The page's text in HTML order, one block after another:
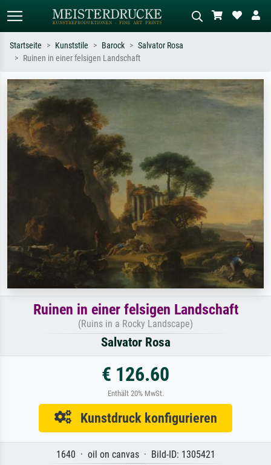
Suchen Sie nach Künstlern, Werktiteln
oder Stilen – z.B. Monet,
Sternennacht, Impressionismus, Welle
Hokusai, Akt.
Beschreiben Sie die Szene – z.B. Grüne
Wiese, Abstrakt mit viel Rot, Dunkles
Startseite Kunststile Barock
Salvator Rosa
Ruinen in einer felsigen Landschaft
Ruinen in einer felsigen Landschaft
(Ruins in a Rocky Landscape)
Salvator Rosa
€ 126.60
Enthält 20% MwSt.
Kunstdruck konfigurieren
1640 · oil on canvas · Bild-ID: 1305421